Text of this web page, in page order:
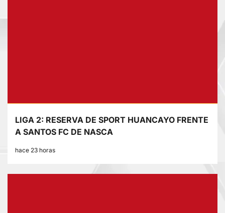
LIGA 2: RESERVA DE SPORT HUANCAYO FRENTE
A SANTOS FC DE NASCA
hace 23 horas